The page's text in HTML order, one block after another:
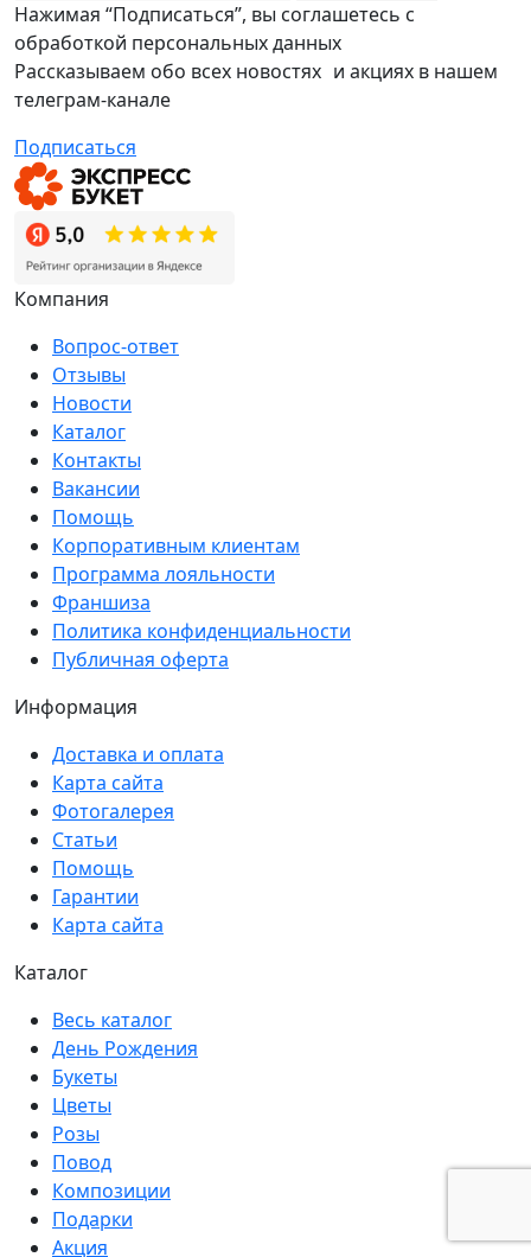
Нажимая “Подписаться”, вы соглашетесь с
обработкой персональных данных
Рассказываем обо всех новостях и акциях в нашем
телеграм-канале
Подписаться
Компания
Вопрос-ответ
Отзывы
Новости
Каталог
Контакты
Вакансии
Помощь
Корпоративным клиентам
Программа лояльности
Франшиза
Политика конфиденциальности
Публичная оферта
Информация
Доставка и оплата
Карта сайта
Фотогалерея
Статьи
Помощь
Гарантии
Карта сайта
Каталог
Весь каталог
День Рождения
Букеты
Цветы
Розы
Повод
Композиции
Подарки
Акция